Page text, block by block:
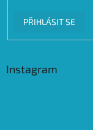
PŘIHLÁSIT SE
Instagram